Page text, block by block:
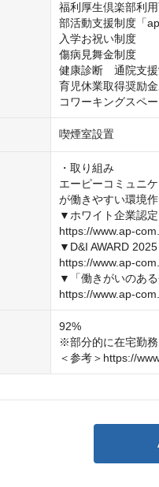
福利厚生倶楽部利
部活動支援制度「
入学お祝い制度
傷病見舞金制度
健康診断　通院支
育児休業取得奨励金
コワーキングスペ
喫煙室設置
・取り組み
エーピーコミュニ
が働きやすい環境
▼ホワイト企業認
https://www.ap-
▼D&I AWARD
https://www.ap-
▼「働きがいのあ
https://www.ap-
92%
※部分的に在宅勤
＜参考＞https://